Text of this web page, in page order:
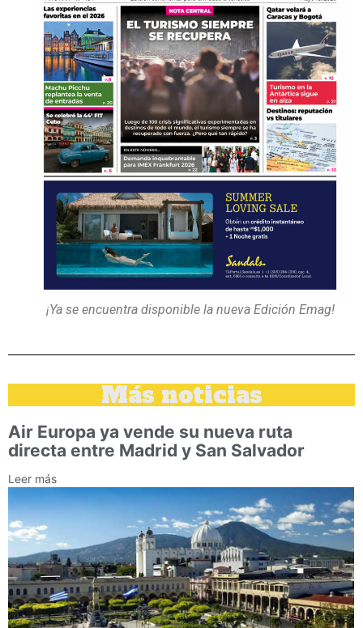
¡Ya se encuentra disponible la nueva Edición Emag!
Más noticias
Air Europa ya vende su nueva ruta
directa entre Madrid y San Salvador
Leer más